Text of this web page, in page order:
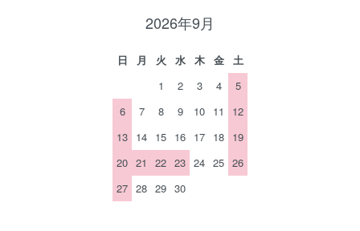
2026年9月
日 月 火 水 木 金
土
1
2 3 4
5
6
7 8 9 10 11
12
13 14 15 16 17 18 19
20 21 22 23 24 25 26
27 28 29 30